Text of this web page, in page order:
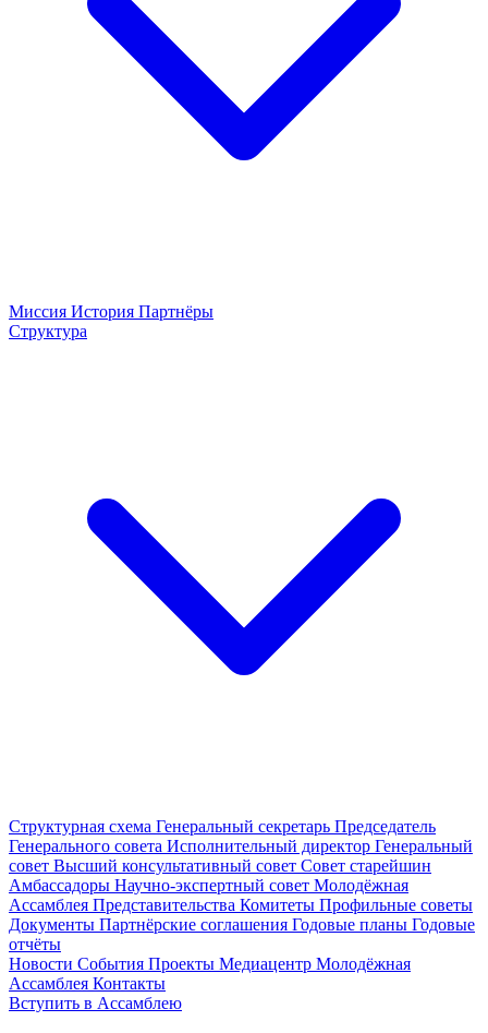
Миссия История Партнёры
Структура
Структурная схема Генеральный секретарь Председатель
Генерального совета Исполнительный директор Генеральный
совет Высший консультативный совет Совет старейшин
Амбассадоры Научно-экспертный совет Молодёжная
Ассамблея Представительства Комитеты Профильные советы
Документы Партнёрские соглашения Годовые планы Годовые
отчёты
Новости События Проекты Медиацентр Молодёжная
Ассамблея Контакты
Вступить в Ассамблею